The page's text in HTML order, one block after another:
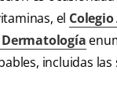
el
incluidas las